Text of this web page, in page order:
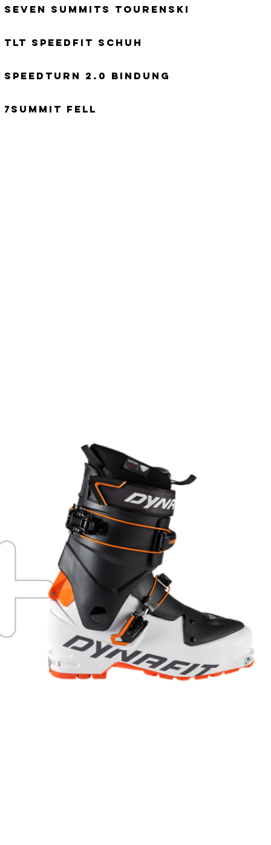
seven summits tourenski
TLT SPEEDFIT Schuh
2.0 bindung
Fell